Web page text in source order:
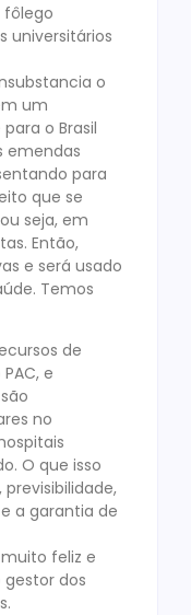
fôlego
universitários
o
um
o Brasil
emendas
para
que se
seja, em
Então,
e será usado
Temos
de
e
no
O que isso
a garantia de
feliz e
dos